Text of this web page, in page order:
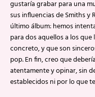
gustaría grabar para una
sus influencias de Smiths y
último álbum: hemos
para dos aquellos a los
concreto, y que son
pop. En fin, creo que
atentamente y opinar, sin
establecidos ni por lo que